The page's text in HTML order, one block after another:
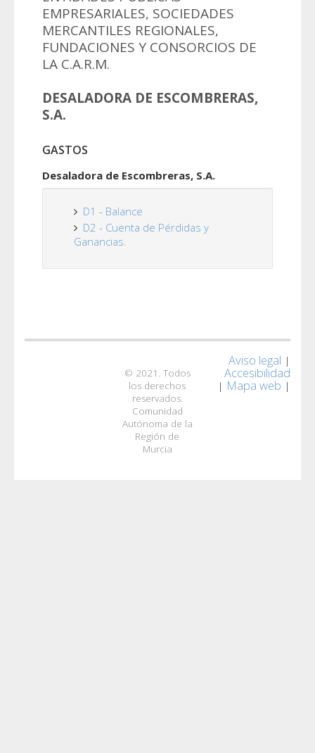
EMPRESARIALES, SOCIEDADES
MERCANTILES REGIONALES,
FUNDACIONES Y CONSORCIOS DE
LA C.A.R.M.
DESALADORA DE ESCOMBRERAS,
S.A.
GASTOS
Desaladora de Escombreras, S.A.
D1 - Balance
D2 - Cuenta de Pérdidas y
Ganancias.
© 2021. Todos
los derechos
reservados.
Comunidad
Autónoma de la
Región de
Murcia
Aviso legal |
Accesibilidad
| Mapa web |